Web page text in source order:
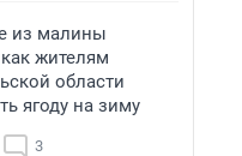
из малины
жителям
области
ягоду на зиму
3